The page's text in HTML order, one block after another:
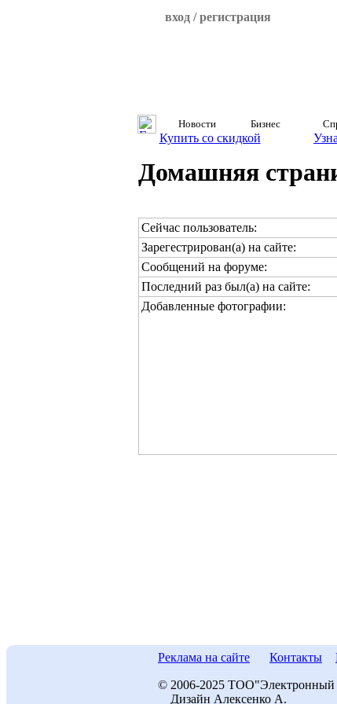
вход / регистрация
Новости Бизнес
Купить со скидкой
Домашняя
Сейчас пользователь:
Зарегестрирован(а) на сайте:
Сообщений на форуме:
Последний раз был(а) на сайте:
Добавленные фотографии:
Реклама на сайте Контакты
© 2006-2025 ТОО"Электронный
Дизайн Алексенко А.